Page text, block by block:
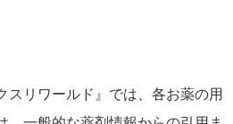
リワールド』では、各お薬の用